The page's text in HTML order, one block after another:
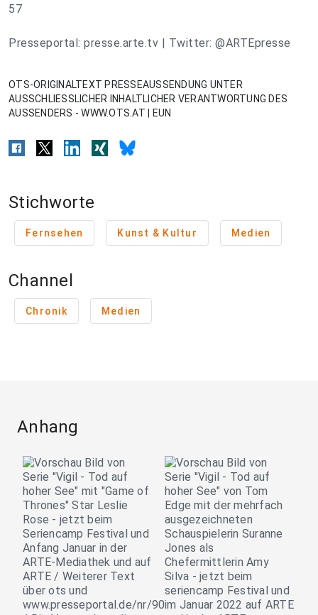
57
Presseportal: presse.arte.tv | Twitter: @ARTEpresse
OTS-ORIGINALTEXT PRESSEAUSSENDUNG UNTER
AUSSCHLIESSLICHER INHALTLICHER VERANTWORTUNG DES
AUSSENDERS - WWW.OTS.AT | EUN
Stichworte
Fernsehen Kunst & Kultur Medien
Channel
Chronik Medien
Anhang